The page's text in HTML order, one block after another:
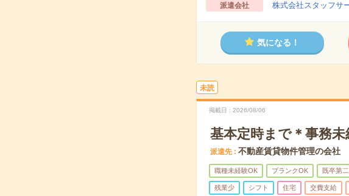
派遣会社 株式会社スタッフサ
気になる！
未読
掲載日 2026/08/06
基本定時まで＊事務
派遣先 不動産賃貸物件管理の会社
職種未経験OK ブランクOK 既卒第
残業少 シフト 住宅 交費支給